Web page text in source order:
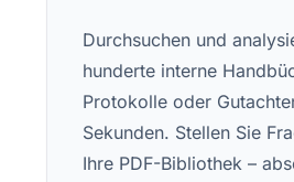
Durchsuchen und
hunderte interne
Protokolle oder
Sekunden. Stellen Sie
Ihre PDF-Bibliothek –